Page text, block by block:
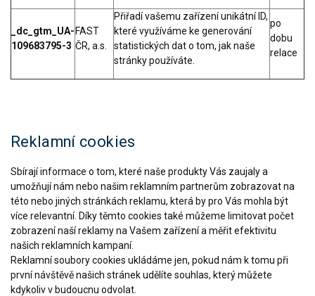
_dc_gtm_UA-
109683795-3
FAST
ČR, a.s.
Přiřadí vašemu zařízení unikátní ID,
které využíváme ke generování
statistických dat o tom, jak naše
stránky používáte.
po
dobu
relace
Reklamní cookies
Sbírají informace o tom, které naše produkty Vás zaujaly a
umožňují nám nebo našim reklamním partnerům zobrazovat na
této nebo jiných stránkách reklamu, která by pro Vás mohla být
více relevantní. Díky těmto cookies také můžeme limitovat počet
zobrazení naší reklamy na Vašem zařízení a měřit efektivitu
našich reklamních kampaní.
Reklamní soubory cookies ukládáme jen, pokud nám k tomu při
první návštěvě našich stránek udělíte souhlas, který můžete
kdykoliv v budoucnu odvolat.